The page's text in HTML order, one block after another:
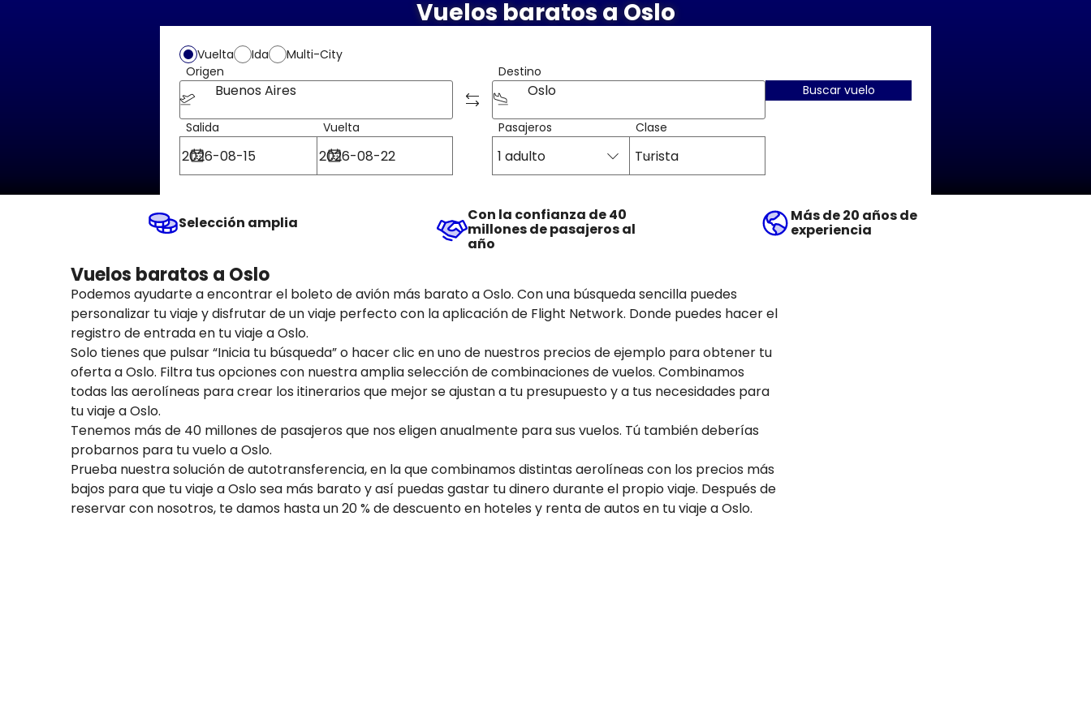
Vuelos baratos a Oslo
Vuelta Ida
Multi-City
Origen
Buenos Aires
Destino
Oslo
Salida Vuelta Pasajeros
1 adulto
Clase
Turista
Buscar vuelo
Selección amplia Con la confianza de 40
millones de pasajeros al
año
Más de 20 años de
experiencia
Vuelos baratos a Oslo
Podemos ayudarte a encontrar el boleto de avión más barato a Oslo. Con una búsqueda sencilla puedes
personalizar tu viaje y disfrutar de un viaje perfecto con la aplicación de Flight Network. Donde puedes hacer el
registro de entrada en tu viaje a Oslo.
Solo tienes que pulsar “Inicia tu búsqueda” o hacer clic en uno de nuestros precios de ejemplo para obtener tu
oferta a Oslo. Filtra tus opciones con nuestra amplia selección de combinaciones de vuelos. Combinamos
todas las aerolíneas para crear los itinerarios que mejor se ajustan a tu presupuesto y a tus necesidades para
tu viaje a Oslo.
Tenemos más de 40 millones de pasajeros que nos eligen anualmente para sus vuelos. Tú también deberías
probarnos para tu vuelo a Oslo.
Prueba nuestra solución de autotransferencia, en la que combinamos distintas aerolíneas con los precios más
bajos para que tu viaje a Oslo sea más barato y así puedas gastar tu dinero durante el propio viaje. Después de
reservar con nosotros, te damos hasta un 20 % de descuento en hoteles y renta de autos en tu viaje a Oslo.